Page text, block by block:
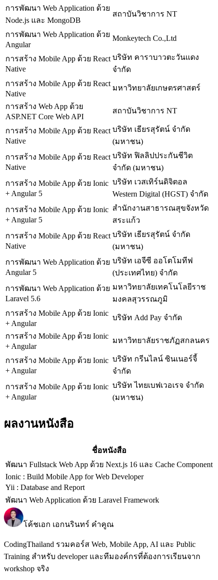
การพัฒนา Web Application ด้วย
Node.js และ MongoDB
สถาบันวิชาการ NT
การพัฒนา Web Application ด้วย
Angular
Monkeytech Co.,Ltd
การสร้าง Mobile App ด้วย React
Native
บริษัท คาราบาวตะวันแดง
จำกัด
การสร้าง Mobile App ด้วย React
Native
มหาวิทยาลัยเกษตรศาสตร์
การสร้าง Web App ด้วย
ASP.NET Core Web API
สถาบันวิชาการ NT
การสร้าง Mobile App ด้วย React
Native
บริษัท เธียรสุรัตน์ จำกัด
(มหาชน)
การสร้าง Mobile App ด้วย React
Native
บริษัท ฟิลลิปประกันชีวิต
จำกัด (มหาชน)
การสร้าง Mobile App ด้วย Ionic
+ Angular 5
บริษัท เวสเทิร์นดิจิตอล
Western Digital (HGST) จำกัด
การสร้าง Mobile App ด้วย Ionic
+ Angular 5
สำนักงานสาธารณสุขจังหวัด
สระแก้ว
การสร้าง Mobile App ด้วย React
Native
บริษัท เธียรสุรัตน์ จำกัด
(มหาชน)
การพัฒนา Web Application ด้วย
Angular 5
บริษัท เอจีซี ออโตโมทีฟ
(ประเทศไทย) จำกัด
การพัฒนา Web Application ด้วย
Laravel 5.6
มหาวิทยาลัยเทคโนโลยีราช
มงคลสุวรรณภูมิ
การสร้าง Mobile App ด้วย Ionic
+ Angular
บริษัท Add Pay จำกัด
การสร้าง Mobile App ด้วย Ionic
+ Angular
มหาวิทยาลัยราชภัฏสกลนคร
การสร้าง Mobile App ด้วย Ionic
+ Angular
บริษัท กรีนไลน์ ซินเนอร์จี้
จำกัด
การสร้าง Mobile App ด้วย Ionic
+ Angular
บริษัท ไทยเบฟเวอเรจ จำกัด
(มหาชน)
ผลงานหนังสือ
ชื่อหนังสือ
พัฒนา Fullstack Web App ด้วย Next.js 16 และ Cache Component
Ionic : Build Mobile App for Web Developer
Yii : Database and Report
พัฒนา Web Application ด้วย Laravel Framework
โค้ชเอก เอกนรินทร์ คำคูณ
CodingThailand รวมคอร์ส Web, Mobile App, AI และ Public
Training สำหรับ developer และทีมองค์กรที่ต้องการเรียนจาก
workshop จริง